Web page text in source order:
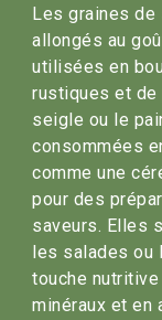
Les graines
allongés au
utilisées en
rustiques et de
seigle ou le
consommées
comme une
pour des
saveurs. Elles
les salades ou
touche
minéraux et en